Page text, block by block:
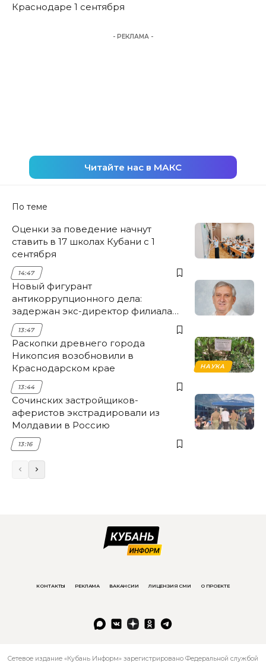
Краснодаре 1 сентября
- РЕКЛАМА -
Читайте нас в МАКС
По теме
Оценки за поведение начнут
ставить в 17 школах Кубани с 1
сентября
14:47
Новый фигурант
антикоррупционного дела:
задержан экс-директор филиала
НЭСК Крымска
13:47
НАУКА
Раскопки древнего города
Никопсия возобновили в
Краснодарском крае
13:44
Сочинских застройщиков-
аферистов экстрадировали из
Молдавии в Россию
13:16
КОНТАКТЫ РЕКЛАМА ВАКАНСИИ ЛИЦЕНЗИЯ СМИ О ПРОЕКТЕ
Сетевое издание «Кубань Информ» зарегистрировано Федеральной службой